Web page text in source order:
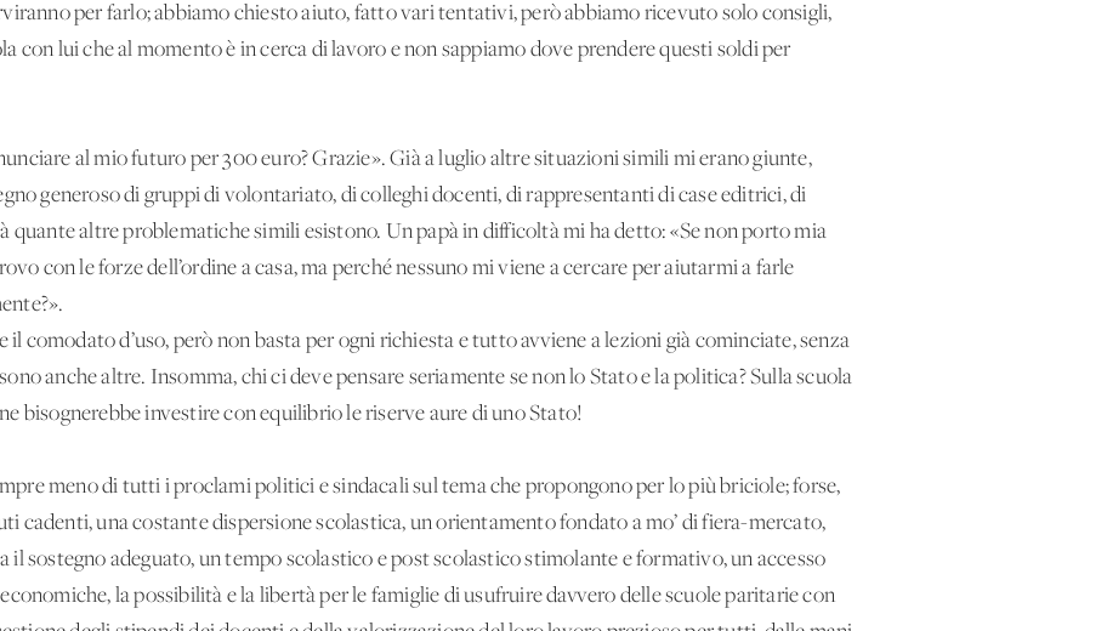
per farlo; abbiamo chiesto aiuto, fatto vari tentativi, però abbiamo ricevuto solo consigli,
con lui che al momento è in cerca di lavoro e non sappiamo dove prendere questi soldi per
al mio futuro per 300 euro? Grazie». Già a luglio altre situazioni simili mi erano giunte,
generoso di gruppi di volontariato, di colleghi docenti, di rappresentanti di case editrici, di
quante altre problematiche simili esistono. Un papà in difficoltà mi ha detto: «Se non porto mia
con le forze dell’ordine a casa, ma perché nessuno mi viene a cercare per aiutarmi a farle
il comodato d’uso, però non basta per ogni richiesta e tutto avviene a lezioni già cominciate, senza
anche altre. Insomma, chi ci deve pensare seriamente se non lo Stato e la politica? Sulla scuola
bisognerebbe investire con equilibrio le riserve aure di uno Stato!
meno di tutti i proclami politici e sindacali sul tema che propongono per lo più briciole; forse,
cadenti, una costante dispersione scolastica, un orientamento fondato a mo’ di fiera-mercato,
il sostegno adeguato, un tempo scolastico e post scolastico stimolante e formativo, un accesso
la possibilità e la libertà per le famiglie di usufruire davvero delle scuole paritarie con